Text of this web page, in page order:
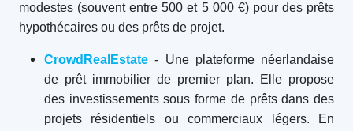
modestes (souvent entre 500 et 5 000 €) pour des prêts
hypothécaires ou des prêts de projet.
CrowdRealEstate - Une plateforme néerlandaise
de prêt immobilier de premier plan. Elle propose
des investissements sous forme de prêts dans des
projets résidentiels ou commerciaux légers. En